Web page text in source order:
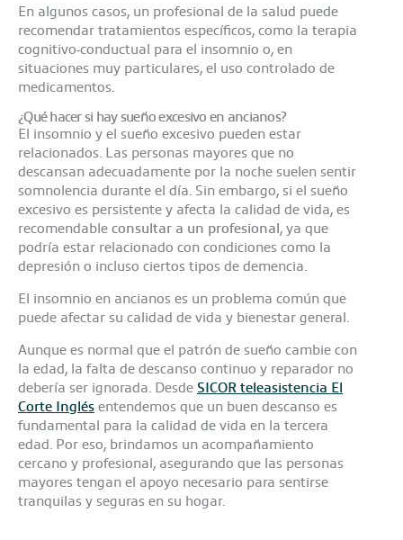
En algunos casos, un profesional de la salud puede
recomendar tratamientos específicos, como la terapia
cognitivo-conductual para el insomnio o, en
situaciones muy particulares, el uso controlado de
medicamentos.
¿Qué hacer si hay sueño excesivo en ancianos?
El insomnio y el sueño excesivo pueden estar
relacionados. Las personas mayores que no
descansan adecuadamente por la noche suelen sentir
somnolencia durante el día. Sin embargo, si el sueño
excesivo es persistente y afecta la calidad de vida, es
recomendable consultar a un profesional, ya que
podría estar relacionado con condiciones como la
depresión o incluso ciertos tipos de demencia.
El insomnio en ancianos es un problema común que
puede afectar su calidad de vida y bienestar general.
Aunque es normal que el patrón de sueño cambie con
la edad, la falta de descanso continuo y reparador no
debería ser ignorada. Desde SICOR teleasistencia El
Corte Inglés entendemos que un buen descanso es
fundamental para la calidad de vida en la tercera
edad. Por eso, brindamos un acompañamiento
cercano y profesional, asegurando que las personas
mayores tengan el apoyo necesario para sentirse
tranquilas y seguras en su hogar.